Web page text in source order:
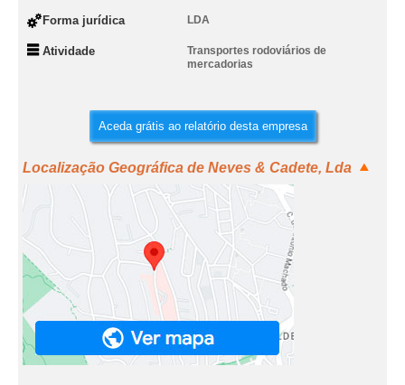
Forma jurídica LDA
Atividade
Transportes rodoviários de
mercadorias
Aceda grátis ao relatório desta empresa
Localização Geográfica de Neves & Cadete, Lda